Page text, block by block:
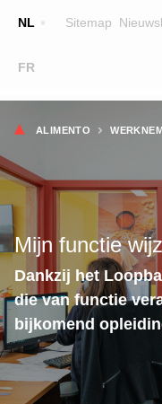
NL
FR
Sitemap
Main
navigation
WIE ZIJN WE
CONTACT
Kruimelpad
ALIMENTO
Mijn functie
Dankzij het
die van functie
bijkomend